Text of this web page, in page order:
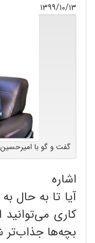
۱۳۹۹/۱۰/۱۳
گفت و گو با امیرحسین
اشاره
آیا تا به حال
کاری
بچه‌ها جذاب‌تر